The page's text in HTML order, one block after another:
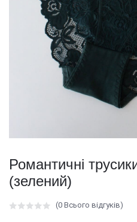
Романтичні
(зелений)
(0 Всього відгуків)